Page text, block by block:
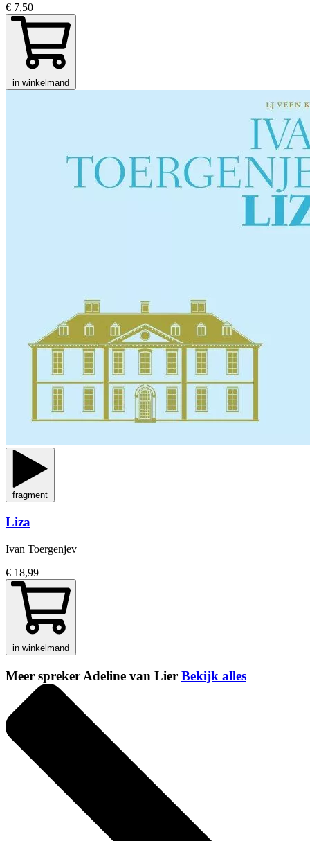
€ 7,50
in winkelmand
fragment
Liza
Ivan Toergenjev
€ 18,99
in winkelmand
Meer spreker Adeline van Lier Bekijk alles